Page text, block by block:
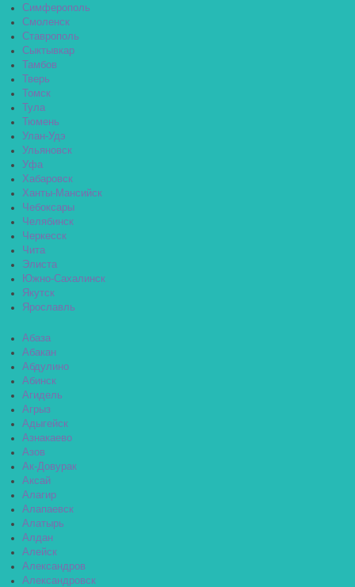
Симферополь
Смоленск
Ставрополь
Сыктывкар
Тамбов
Тверь
Томск
Тула
Тюмень
Улан-Удэ
Ульяновск
Уфа
Хабаровск
Ханты-Мансийск
Чебоксары
Челябинск
Черкесск
Чита
Элиста
Южно-Сахалинск
Якутск
Ярославль
Абаза
Абакан
Абдулино
Абинск
Агидель
Агрыз
Адыгейск
Азнакаево
Азов
Ак-Довурак
Аксай
Алагир
Алапаевск
Алатырь
Алдан
Алейск
Александров
Александровск